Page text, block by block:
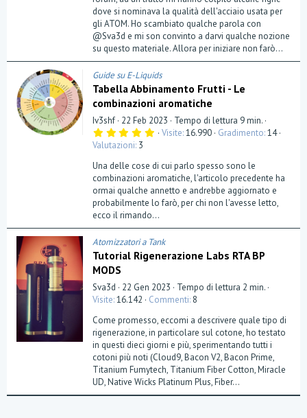
dove si nominava la qualità dell'acciaio usata per
gli ATOM. Ho scambiato qualche parola con
@Sva3d e mi son convinto a darvi qualche nozione
su questo materiale. Allora per iniziare non farò...
Guide su E-Liquids
Tabella Abbinamento Frutti - Le
combinazioni aromatiche
Iv3shf 22 Feb 2023
Tempo di lettura 9 min.
5
s
t
l
l
(
e
)
Visite 16.990 Gradimento 14
Valutazioni 3
Una delle cose di cui parlo spesso sono le
combinazioni aromatiche, l'articolo precedente ha
ormai qualche annetto e andrebbe aggiornato e
probabilmente lo farò, per chi non l'avesse letto,
ecco il rimando...
Atomizzatori a Tank
Tutorial Rigenerazione Labs RTA BP
MODS
Sva3d 22 Gen 2023
Tempo di lettura 2 min.
Visite 16.142 Commenti 8
Come promesso, eccomi a descrivere quale tipo di
rigenerazione, in particolare sul cotone, ho testato
in questi dieci giorni e più, sperimentando tutti i
cotoni più noti (Cloud9, Bacon V2, Bacon Prime,
Titanium Fumytech, Titanium Fiber Cotton, Miracle
UD, Native Wicks Platinum Plus, Fiber...